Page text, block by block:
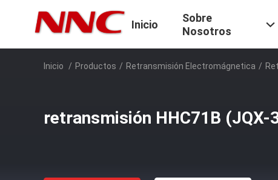
Inicio
Sobre
Nosotros
Inicio / Productos / Retransmisión Electromágnetica /
retransmisión HHC71B (JQX-